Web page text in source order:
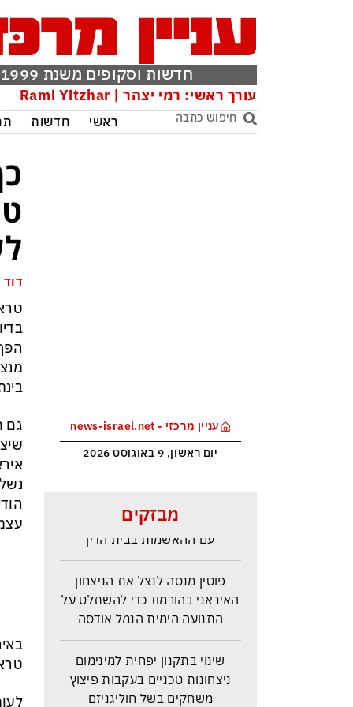
חדשות וסקופים משנת 1999
עורך ראשי: רמי יצהר | Rami Yitzhar
ראשי חדשות
עניין מרכזי - news-israel.net
יום ראשון, 9 באוגוסט 2026
מבזקים
מועילים: טבריה נאלצת להתמודד
עם ההאשמות בבית הדין
פוטין מנסה לנצל את הניצחון
האיראני בהורמוז כדי להשתלט על
התנועה הימית הנמל אודסה
שינוי בתקנון יפחית למינימום
ניצחונות טכניים בעקבות פיצוץ
משחקים בשל חוליגניזם
גם